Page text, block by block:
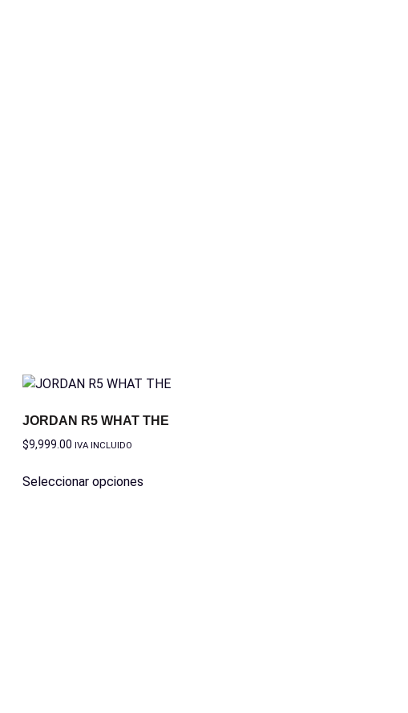
JORDAN R5 WHAT THE
$9,999.00 IVA INCLUIDO
Seleccionar opciones